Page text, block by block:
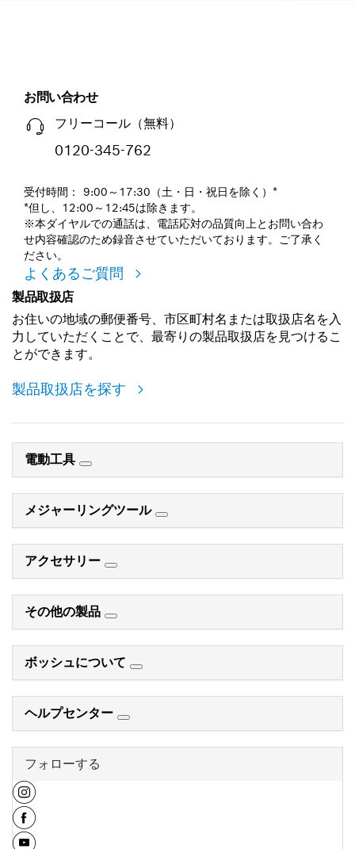
お問い合わせ
フリーコール（無料）
0120-345-762
受付時間： 9:00～17:30（土・日・祝日を除く）*
*但し、12:00～12:45は除きます。
※本ダイヤルでの通話は、電話応対の品質向上とお問い合わ
せ内容確認のため録音させていただいております。ご了承く
ださい。
よくあるご質問
製品取扱店
お住いの地域の郵便番号、市区町村名または取扱店名を入
力していただくことで、最寄りの製品取扱店を見つけるこ
とができます。
製品取扱店を探す
電動工具
メジャーリングツール
アクセサリー
その他の製品
ボッシュについて
ヘルプセンター
フォローする